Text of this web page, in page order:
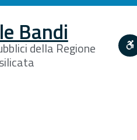
Bandi
della Regione